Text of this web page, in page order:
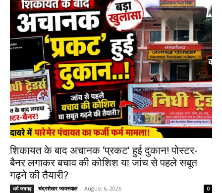
शिकायत के बाद अचानक ‘प्रकट’ हुई दुकान! पोस्टर-
बैनर लगाकर बचाव की कोशिश या जांच से पहले सबूत
गढ़ने की तैयारी?
धर्म जयगढ़ चंद्रशेखर जायसवाल - August 6, 2026 0